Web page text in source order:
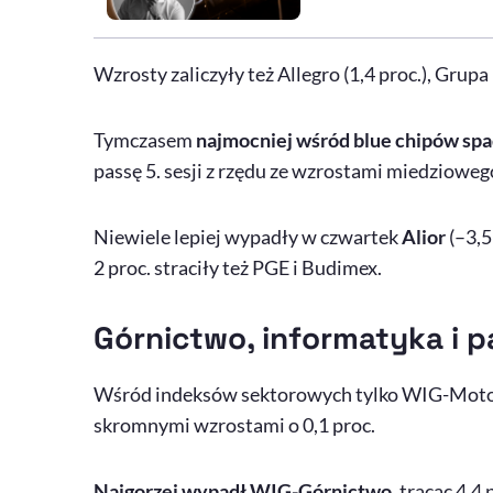
Wzrosty zaliczyły też Allegro (1,4 proc.),
Tymczasem najmocniej wśród blue chipów
passę 5. sesji z rzędu ze wzrostami
Niewiele lepiej wypadły w czwartekAlior
2 proc. straciły też PGE i Budimex.
Górnictwo, informatyka i
Wśród indeksów sektorowych tylko WIG-
skromnymi wzrostami o 0,1 proc.